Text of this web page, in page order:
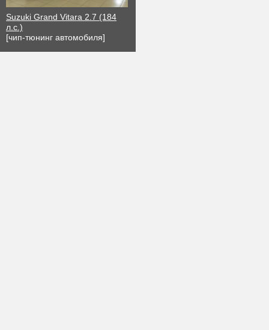
Suzuki Grand Vitara 2.7 (184
л.с.)
[чип-тюнинг автомобиля]